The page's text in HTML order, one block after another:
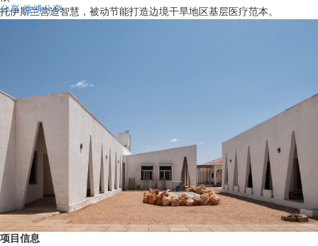
分享 微博分享
微信分享
托伊斯兰营造智慧，被动节能打造边境干旱地区基层医疗范本。
项目信息